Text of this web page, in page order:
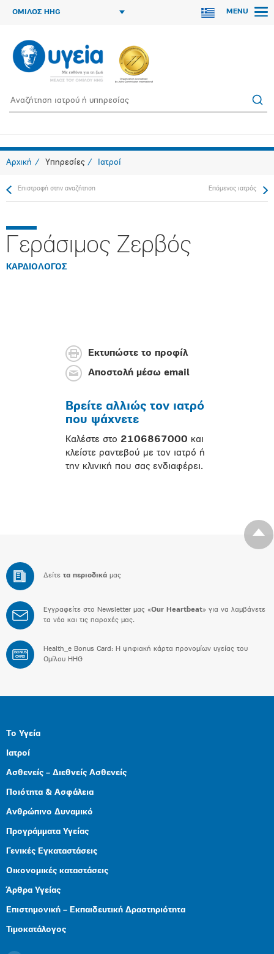
ΟΜΙΛΟΣ HHG MENU
Αρχική Υπηρεσίες Ιατροί
Επιστροφή στην αναζήτηση Επόμενος ιατρός
Γεράσιμος Ζερβός
ΚΑΡΔΙΟΛΟΓΟΣ
Εκτυπώστε το προφίλ
Αποστολή μέσω email
Βρείτε αλλιώς τον ιατρό
που ψάχνετε
Καλέστε στο 2106867000 και
κλείστε ραντεβού με τον ιατρό ή
την κλινική που σας ενδιαφέρει.
Δείτε τα περιοδικά μας
Εγγραφείτε στο Newsletter μας «Our Heartbeat» για να λαμβάνετε
τα νέα και τις παροχές μας.
BONUS
CARD
Health_e Bonus Card: H ψηφιακή κάρτα προνομίων υγείας του
Ομίλου HHG
Το Υγεία
Ιατροί
Ασθενείς – Διεθνείς Ασθενείς
Ποιότητα & Ασφάλεια
Ανθρώπινο Δυναμικό
Προγράμματα Υγείας
Γενικές Εγκαταστάσεις
Οικονομικές καταστάσεις
Άρθρα Υγείας
Επιστημονική – Εκπαιδευτική Δραστηριότητα
Τιμοκατάλογος